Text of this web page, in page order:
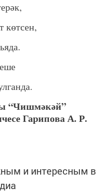
көтсен,
“Чишмәкәй”
Гарипова А. Р.
и интересным в